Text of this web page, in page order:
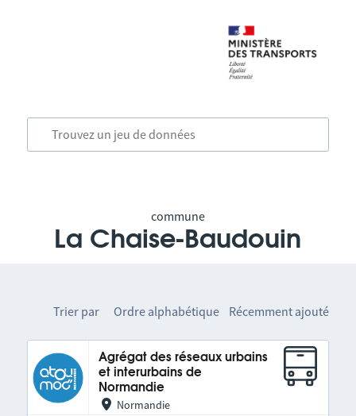
commune
La Chaise-Baudouin
Trier par Ordre alphabétique Récemment ajouté
Agrégat des réseaux urbains
et interurbains de
Normandie
Normandie